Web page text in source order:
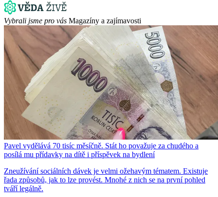
Vybrali jsme pro vás Magazíny a zajímavosti
Pavel vydělává 70 tisíc měsíčně. Stát ho považuje za chudého a
posílá mu přídavky na dítě i příspěvek na bydlení
Zneužívání sociálních dávek je velmi ožehavým tématem. Existuje
řada způsobů, jak to lze provést. Mnohé z nich se na první pohled
tváří legálně.